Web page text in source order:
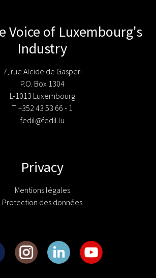
Voice of Luxembourg's
Industry
7, rue Alcide de Gasperi
P.O. Box 1304
L-1013 Luxembourg
T. +352 43 53 66 - 1
fedil@fedil.lu
Privacy
Mentions légales
Protection des données